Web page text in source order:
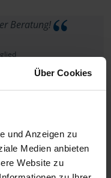
Über Cookies
und Anzeigen zu
Medien anbieten
Website zu
Beratung!
Beratung.
Empfehlung von mir.